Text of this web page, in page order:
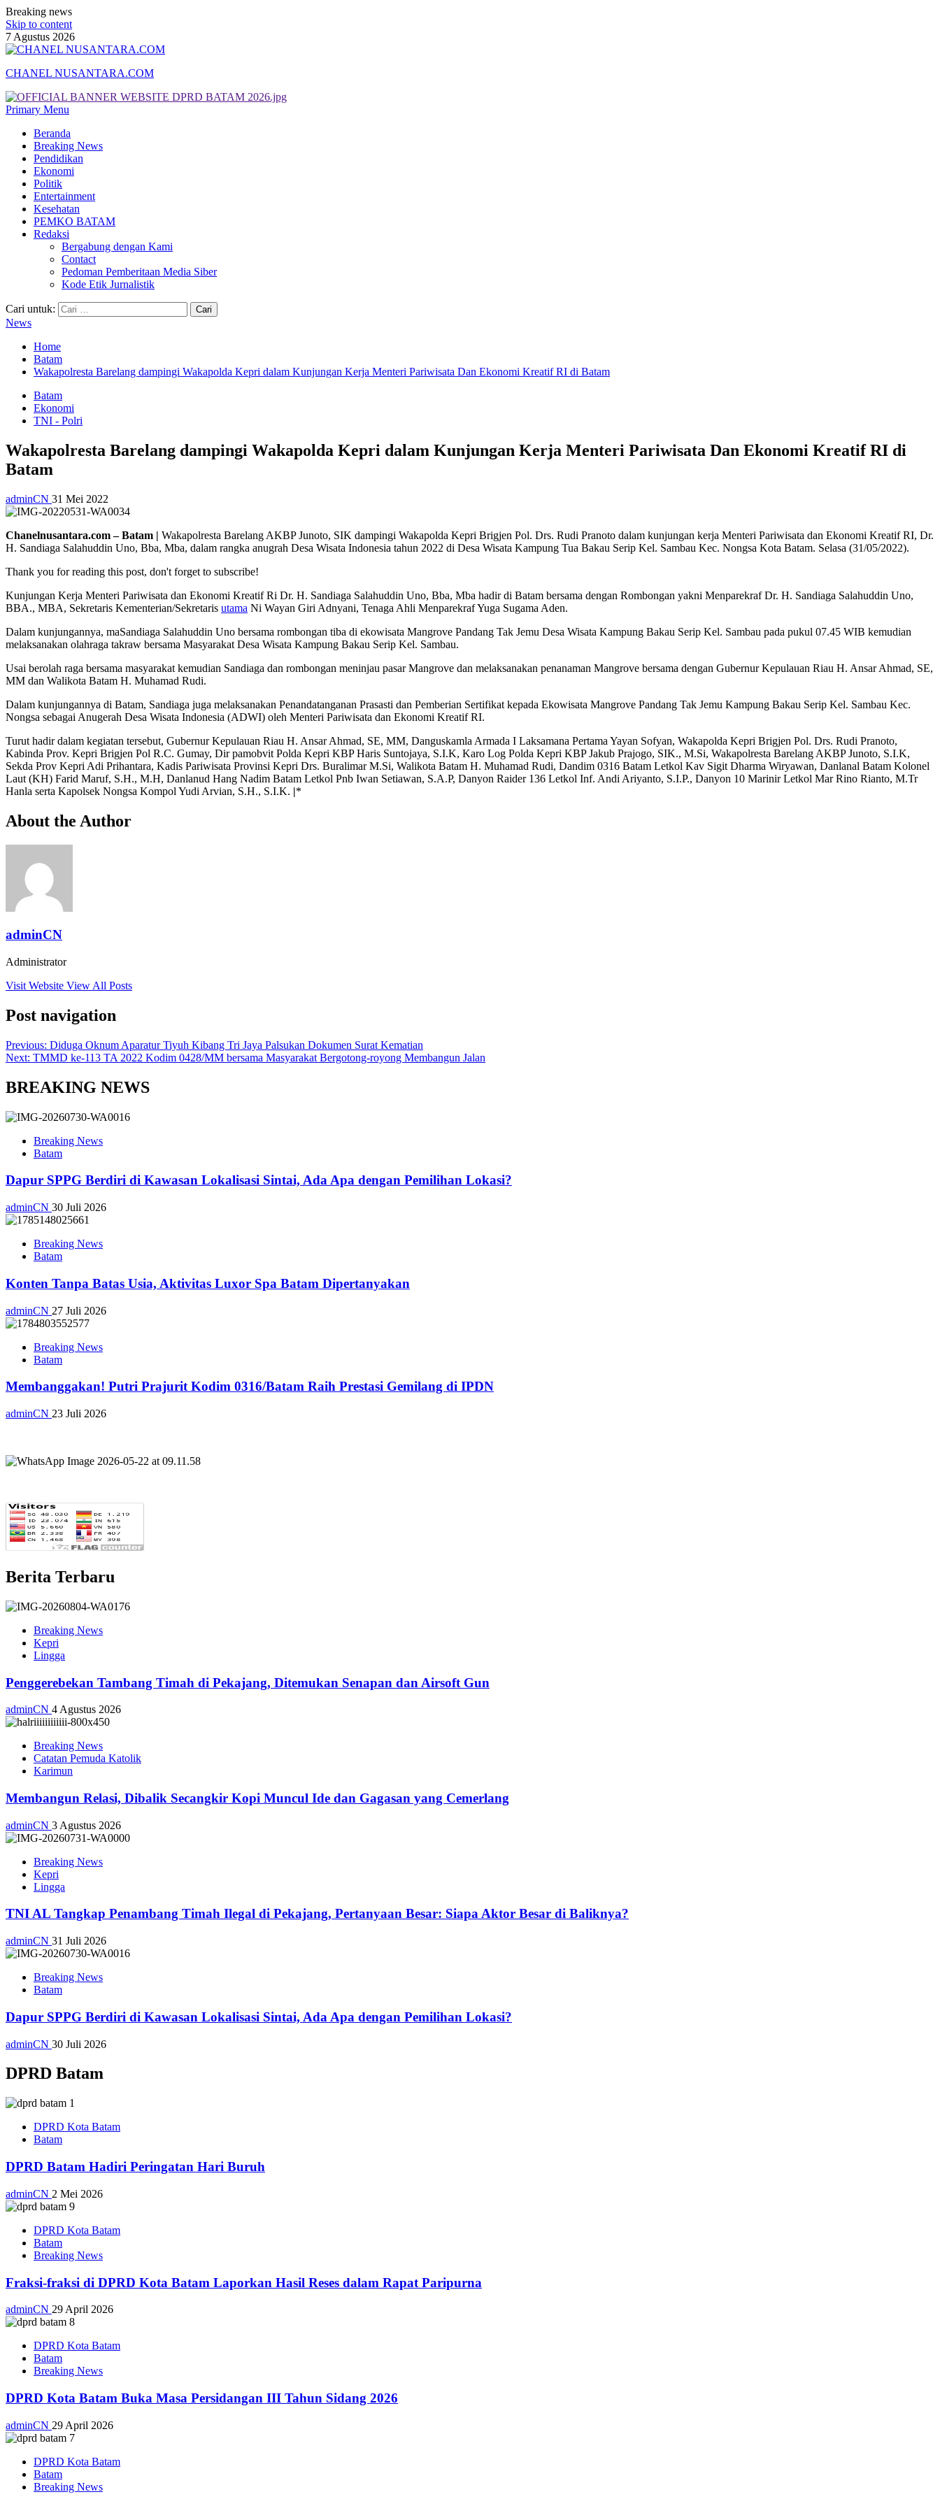
Breaking news
Skip to content
7 Agustus 2026
CHANEL NUSANTARA.COM
Primary Menu
Beranda
Breaking News
Pendidikan
Ekonomi
Politik
Entertainment
Kesehatan
PEMKO BATAM
Redaksi
Bergabung dengan Kami
Contact
Pedoman Pemberitaan Media Siber
Kode Etik Jurnalistik
Cari untuk:
News
Home
Batam
Wakapolresta Barelang dampingi Wakapolda Kepri dalam Kunjungan Kerja Menteri Pariwisata Dan Ekonomi Kreatif RI di Batam
Batam
Ekonomi
TNI - Polri
Wakapolresta Barelang dampingi Wakapolda Kepri dalam Kunjungan Kerja Menteri Pariwisata Dan Ekonomi Kreatif RI di
Batam
adminCN 31 Mei 2022
Chanelnusantara.com – Batam | Wakapolresta Barelang AKBP Junoto, SIK dampingi Wakapolda Kepri Brigjen Pol. Drs. Rudi Pranoto dalam kunjungan kerja Menteri Pariwisata dan Ekonomi Kreatif RI, Dr.
H. Sandiaga Salahuddin Uno, Bba, Mba, dalam rangka anugrah Desa Wisata Indonesia tahun 2022 di Desa Wisata Kampung Tua Bakau Serip Kel. Sambau Kec. Nongsa Kota Batam. Selasa (31/05/2022).
Thank you for reading this post, don't forget to subscribe!
Kunjungan Kerja Menteri Pariwisata dan Ekonomi Kreatif Ri Dr. H. Sandiaga Salahuddin Uno, Bba, Mba hadir di Batam bersama dengan Rombongan yakni Menparekraf Dr. H. Sandiaga Salahuddin Uno,
BBA., MBA, Sekretaris Kementerian/Sekretaris utama Ni Wayan Giri Adnyani, Tenaga Ahli Menparekraf Yuga Sugama Aden.
Dalam kunjungannya, maSandiaga Salahuddin Uno bersama rombongan tiba di ekowisata Mangrove Pandang Tak Jemu Desa Wisata Kampung Bakau Serip Kel. Sambau pada pukul 07.45 WIB kemudian
melaksanakan olahraga takraw bersama Masyarakat Desa Wisata Kampung Bakau Serip Kel. Sambau.
Usai berolah raga bersama masyarakat kemudian Sandiaga dan rombongan meninjau pasar Mangrove dan melaksanakan penanaman Mangrove bersama dengan Gubernur Kepulauan Riau H. Ansar Ahmad, SE,
MM dan Walikota Batam H. Muhamad Rudi.
Dalam kunjungannya di Batam, Sandiaga juga melaksanakan Penandatanganan Prasasti dan Pemberian Sertifikat kepada Ekowisata Mangrove Pandang Tak Jemu Kampung Bakau Serip Kel. Sambau Kec.
Nongsa sebagai Anugerah Desa Wisata Indonesia (ADWI) oleh Menteri Pariwisata dan Ekonomi Kreatif RI.
Turut hadir dalam kegiatan tersebut, Gubernur Kepulauan Riau H. Ansar Ahmad, SE, MM, Danguskamla Armada I Laksamana Pertama Yayan Sofyan, Wakapolda Kepri Brigjen Pol. Drs. Rudi Pranoto,
Kabinda Prov. Kepri Brigjen Pol R.C. Gumay, Dir pamobvit Polda Kepri KBP Haris Suntojaya, S.I.K, Karo Log Polda Kepri KBP Jakub Prajogo, SIK., M.Si, Wakapolresta Barelang AKBP Junoto, S.I.K,
Sekda Prov Kepri Adi Prihantara, Kadis Pariwisata Provinsi Kepri Drs. Buralimar M.Si, Walikota Batam H. Muhamad Rudi, Dandim 0316 Batam Letkol Kav Sigit Dharma Wiryawan, Danlanal Batam Kolonel
Laut (KH) Farid Maruf, S.H., M.H, Danlanud Hang Nadim Batam Letkol Pnb Iwan Setiawan, S.A.P, Danyon Raider 136 Letkol Inf. Andi Ariyanto, S.I.P., Danyon 10 Marinir Letkol Mar Rino Rianto, M.Tr
Hanla serta Kapolsek Nongsa Kompol Yudi Arvian, S.H., S.I.K. |*
About the Author
adminCN
Administrator
Visit Website View All Posts
Post navigation
Previous: Diduga Oknum Aparatur Tiyuh Kibang Tri Jaya Palsukan Dokumen Surat Kematian
Next: TMMD ke-113 TA 2022 Kodim 0428/MM bersama Masyarakat Bergotong-royong Membangun Jalan
BREAKING NEWS
Breaking News
Batam
Dapur SPPG Berdiri di Kawasan Lokalisasi Sintai, Ada Apa dengan Pemilihan Lokasi?
adminCN 30 Juli 2026
Breaking News
Batam
Konten Tanpa Batas Usia, Aktivitas Luxor Spa Batam Dipertanyakan
adminCN 27 Juli 2026
Breaking News
Batam
Membanggakan! Putri Prajurit Kodim 0316/Batam Raih Prestasi Gemilang di IPDN
adminCN 23 Juli 2026
Berita Terbaru
Breaking News
Kepri
Lingga
Penggerebekan Tambang Timah di Pekajang, Ditemukan Senapan dan Airsoft Gun
adminCN 4 Agustus 2026
Breaking News
Catatan Pemuda Katolik
Karimun
Membangun Relasi, Dibalik Secangkir Kopi Muncul Ide dan Gagasan yang Cemerlang
adminCN 3 Agustus 2026
Breaking News
Kepri
Lingga
TNI AL Tangkap Penambang Timah Ilegal di Pekajang, Pertanyaan Besar: Siapa Aktor Besar di Baliknya?
adminCN 31 Juli 2026
Breaking News
Batam
Dapur SPPG Berdiri di Kawasan Lokalisasi Sintai, Ada Apa dengan Pemilihan Lokasi?
adminCN 30 Juli 2026
DPRD Batam
DPRD Kota Batam
Batam
DPRD Batam Hadiri Peringatan Hari Buruh
adminCN 2 Mei 2026
DPRD Kota Batam
Batam
Breaking News
Fraksi-fraksi di DPRD Kota Batam Laporkan Hasil Reses dalam Rapat Paripurna
adminCN 29 April 2026
DPRD Kota Batam
Batam
Breaking News
DPRD Kota Batam Buka Masa Persidangan III Tahun Sidang 2026
adminCN 29 April 2026
DPRD Kota Batam
Batam
Breaking News